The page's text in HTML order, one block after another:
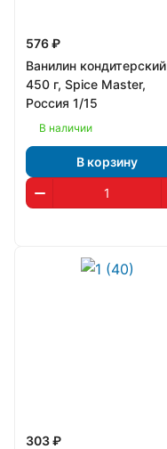
576 ₽
Ванилин кондитерский
450 г, Spice Master,
Россия 1/15
В наличии
В корзину
303 ₽